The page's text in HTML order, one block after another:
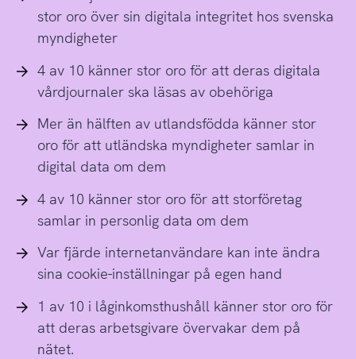
stor oro över sin digitala integritet hos svenska
myndigheter
4 av 10 känner stor oro för att deras digitala
vårdjournaler ska läsas av obehöriga
Mer än hälften av utlandsfödda känner stor
oro för att utländska myndigheter samlar in
digital data om dem
4 av 10 känner stor oro för att storföretag
samlar in personlig data om dem
Var fjärde internetanvändare kan inte ändra
sina cookie-inställningar på egen hand
1 av 10 i låginkomsthushåll känner stor oro för
att deras arbetsgivare övervakar dem på
nätet.